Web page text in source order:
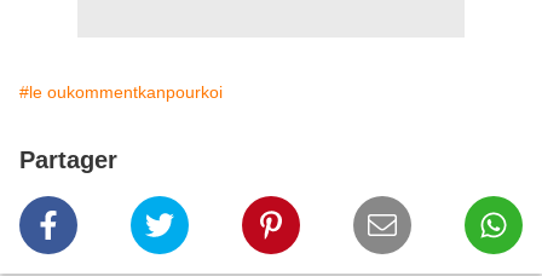
#le oukommentkanpourkoi
Partager